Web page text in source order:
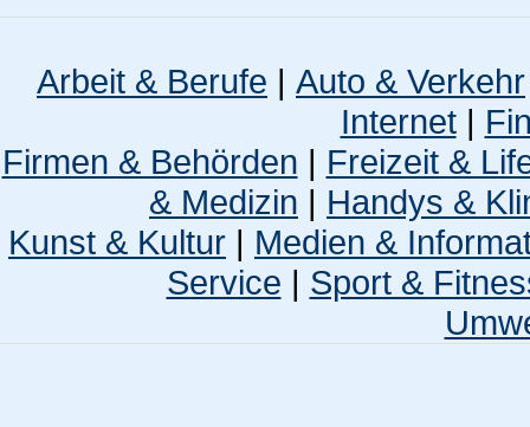
Arbeit & Berufe | Auto & Verkehr
Internet|
Firmen & Behörden | Freizeit &
& Medizin | Handys &
Kunst & Kultur | Medien &
Service | Sport &